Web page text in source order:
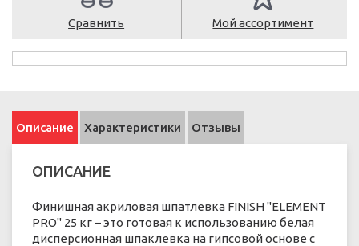
Сравнить Мой ассортимент
Описание Характеристики Отзывы
ОПИСАНИЕ
Финишная акриловая шпатлевка FINISH "ELEMENT
PRO" 25 кг – это готовая к использованию белая
дисперсионная шпаклевка на гипсовой основе с